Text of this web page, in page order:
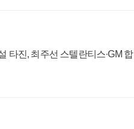
타진, 최주선 스텔란티스·GM 합